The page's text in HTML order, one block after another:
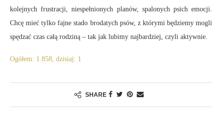
kolejnych frustracji, niespełnionych planów, spalonych psich emocji.
Chcę mieć tylko fajne stado brodatych psów, z którymi będziemy mogli
spędzać czas całą rodziną – tak jak lubimy najbardziej, czyli aktywnie.
Ogółem: 1 858, dzisiaj: 1
SHARE